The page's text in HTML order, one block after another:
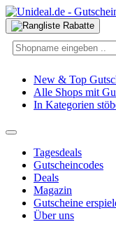
New & Top
Alle Shops mit
In Kategorien
Tagesdeals
Gutscheincodes
Deals
Magazin
Gutscheine
Über uns